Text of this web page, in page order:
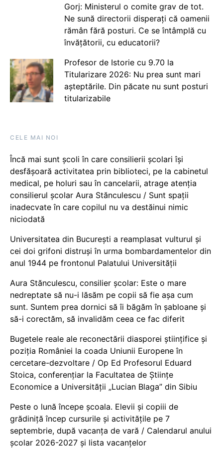
Gorj: Ministerul o comite grav de tot.
Ne sună directorii disperați că oamenii
rămân fără posturi. Ce se întâmplă cu
învățătorii, cu educatorii?
Profesor de Istorie cu 9.70 la
Titularizare 2026: Nu prea sunt mari
așteptările. Din păcate nu sunt posturi
titularizabile
CELE MAI NOI
Încă mai sunt școli în care consilierii școlari își
desfășoară activitatea prin biblioteci, pe la cabinetul
medical, pe holuri sau în cancelarii, atrage atenția
consilierul școlar Aura Stănculescu / Sunt spații
inadecvate în care copilul nu va destăinui nimic
niciodată
Universitatea din București a reamplasat vulturul și
cei doi grifoni distruși în urma bombardamentelor din
anul 1944 pe frontonul Palatului Universității
Aura Stănculescu, consilier școlar: Este o mare
nedreptate să nu-i lăsăm pe copii să fie așa cum
sunt. Suntem prea dornici să îi băgăm în șabloane și
să-i corectăm, să invalidăm ceea ce fac diferit
Bugetele reale ale reconectării diasporei științifice și
poziția României la coada Uniunii Europene în
cercetare-dezvoltare / Op Ed Profesorul Eduard
Stoica, conferențiar la Facultatea de Științe
Economice a Universității „Lucian Blaga” din Sibiu
Peste o lună începe școala. Elevii și copiii de
grădiniță încep cursurile și activitățile pe 7
septembrie, după vacanța de vară / Calendarul anului
școlar 2026-2027 și lista vacanțelor